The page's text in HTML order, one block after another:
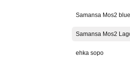
Samansa Mos2 blue
Samansa Mos2
ehka sopo